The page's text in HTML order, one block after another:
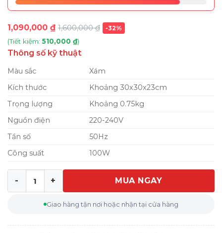
1,090,000 ₫ 1,600,000₫ -32%
(Tiết kiệm:510,000 ₫)
Thông số kỹ thuật
Màu sắc
Xám
Kích thước
Khoảng 30x30x23cm
Trọng lượng
Khoảng 0.75kg
Nguồn điện
220-240V
Tần số
50Hz
Công suất
100W
Ủ chân Medisana FWS60258 số lượng
MUA NGAY
Giao hàng tận nơi hoặc nhận tại cửa hàng